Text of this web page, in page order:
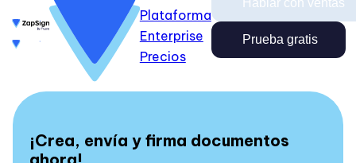
Plataforma
Enterprise
Precios
Hablar con ventas
Prueba gratis
Cerrar
Ingresar
Enterprise
Precios
Prueba gratis Hablar con ventas
¡Crea, envía y firma documentos